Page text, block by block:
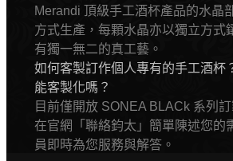
Merandi 頂級手工酒杯產品的水晶
方式生產，每顆水晶亦以獨立方式
有獨一無二的真工藝。
如何客製訂作個人專有的手工酒杯
能客製化嗎？
目前僅開放 SONEA BLACk 系列
在官網「聯絡鈞太」簡單陳述您的
員即時為您服務與解答。